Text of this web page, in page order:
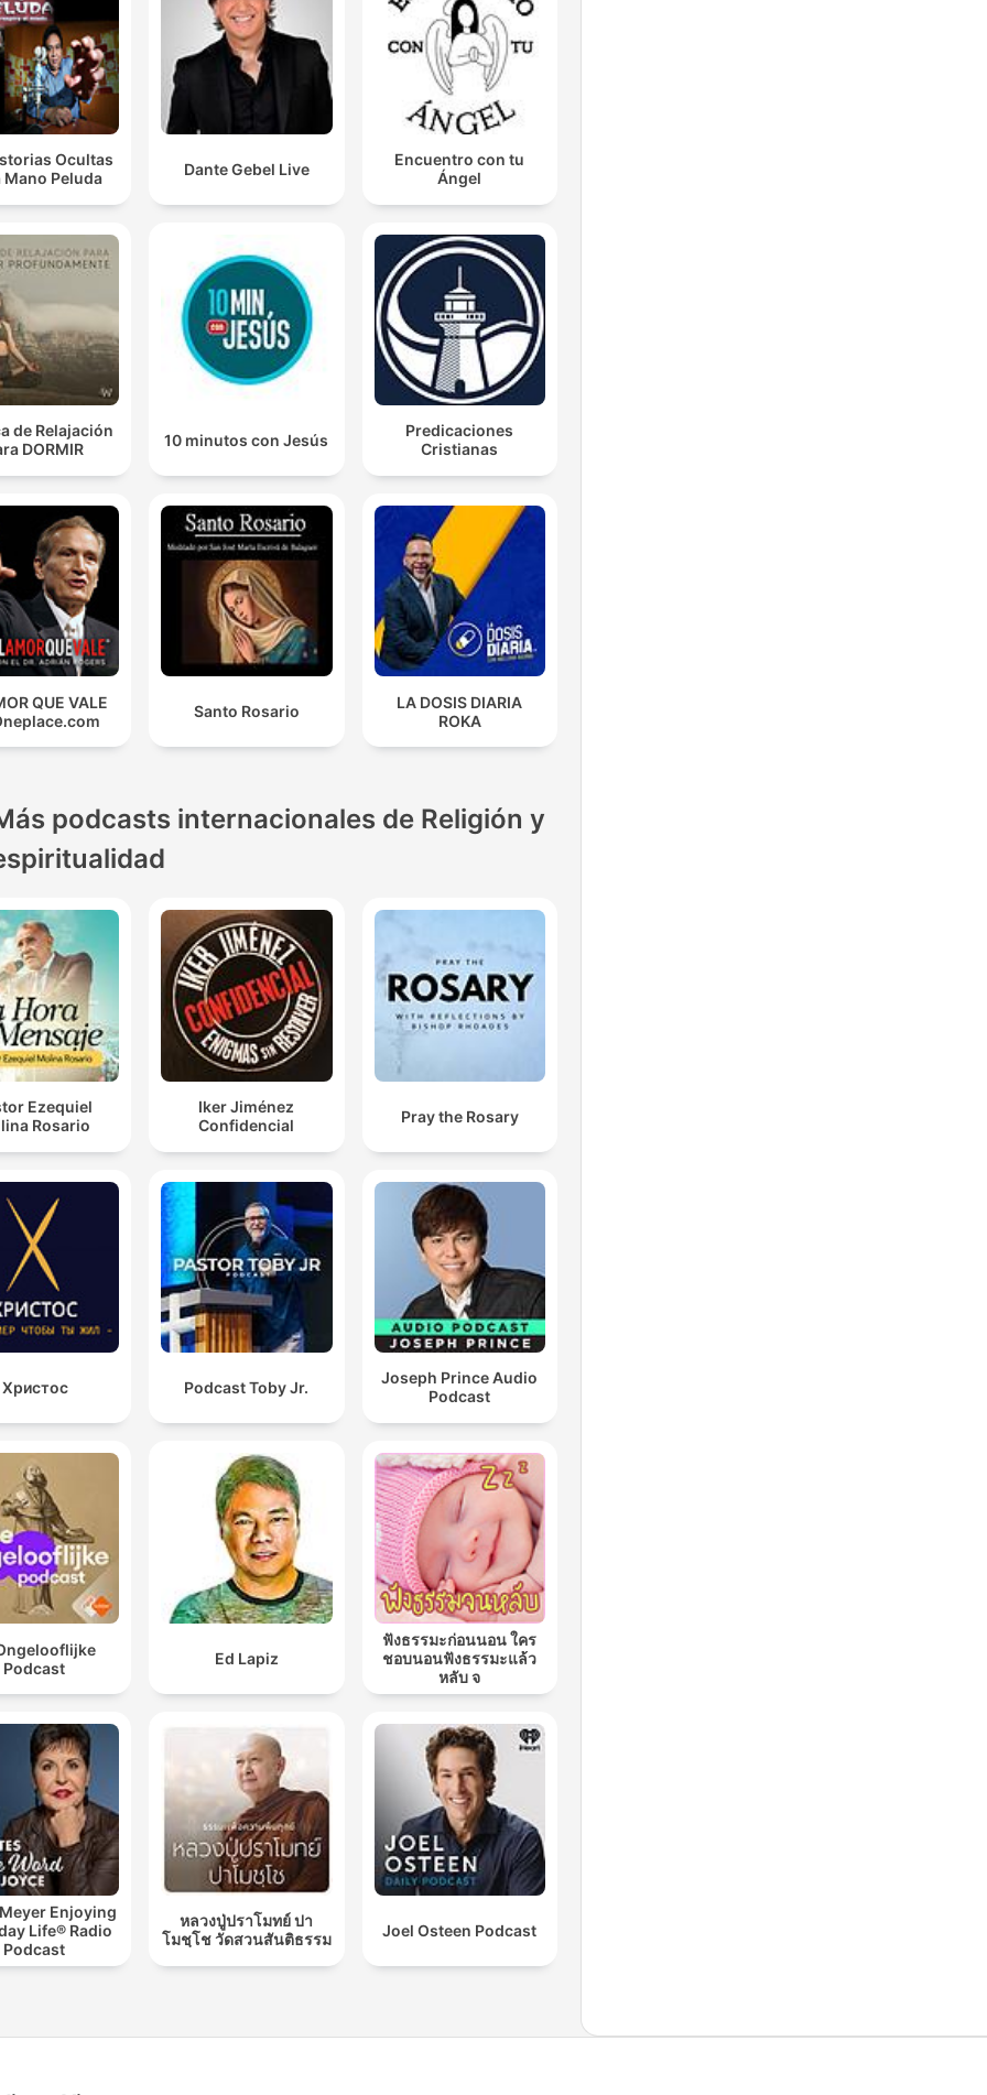
Ocultas
Mano Peluda
Dante Gebel Live
Encuentro con tu
Ángel
de Relajación
DORMIR
10 minutos con Jesús
Predicaciones
Cristianas
QUE VALE
Santo Rosario
LA DOSIS DIARIA
ROKA
podcasts internacionales de Religión y
Ezequiel
Rosario
Iker Jiménez
Confidencial
Pray the Rosary
Христос Podcast Toby Jr.
Joseph Prince Audio
Podcast
Podcast
Ed Lapiz
ฟังธรรมะก่อนนอน ใคร
ชอบนอนฟังธรรมะแล้ว
หลับ จ
Enjoying
Life® Radio
Podcast
หลวงปู่ปราโมทย์ ปา
โมชฺโช วัดสวนสันติธรรม
Joel Osteen Podcast